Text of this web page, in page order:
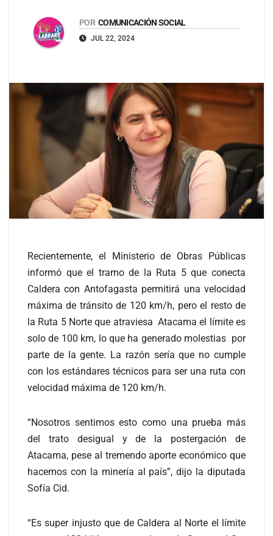
POR COMUNICACIÓN SOCIAL
JUL 22, 2024
Recientemente, el Ministerio de Obras Públicas
informó que el tramo de la Ruta 5 que conecta
Caldera con Antofagasta permitirá una velocidad
máxima de tránsito de 120 km/h, pero el resto de
la Ruta 5 Norte que atraviesa Atacama el límite es
solo de 100 km, lo que ha generado molestias por
parte de la gente. La razón sería que no cumple
con los estándares técnicos para ser una ruta con
velocidad máxima de 120 km/h.
“Nosotros sentimos esto como una prueba más
del trato desigual y de la postergación de
Atacama, pese al tremendo aporte económico que
hacemos con la minería al país”, dijo la diputada
Sofía Cid.
“Es super injusto que de Caldera al Norte el límite